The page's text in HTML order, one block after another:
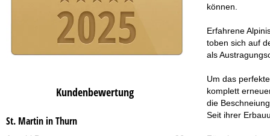
Kundenbewertung
St. Martin in Thurn
können.
Erfahrene
toben sich auf
als
Um das
komplett
die
Seit ihrer